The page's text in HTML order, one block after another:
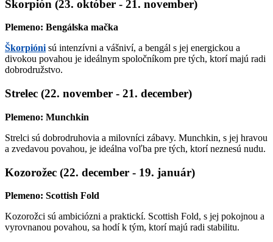
Škorpión (23. október - 21. november)
Plemeno: Bengálska mačka
Škorpióni sú intenzívni a vášniví, a bengál s jej energickou a
divokou povahou je ideálnym spoločníkom pre tých, ktorí majú radi
dobrodružstvo.
Strelec (22. november - 21. december)
Plemeno: Munchkin
Strelci sú dobrodruhovia a milovníci zábavy. Munchkin, s jej hravou
a zvedavou povahou, je ideálna voľba pre tých, ktorí neznesú nudu.
Kozorožec (22. december - 19. január)
Plemeno: Scottish Fold
Kozorožci sú ambiciózni a praktickí. Scottish Fold, s jej pokojnou a
vyrovnanou povahou, sa hodí k tým, ktorí majú radi stabilitu.